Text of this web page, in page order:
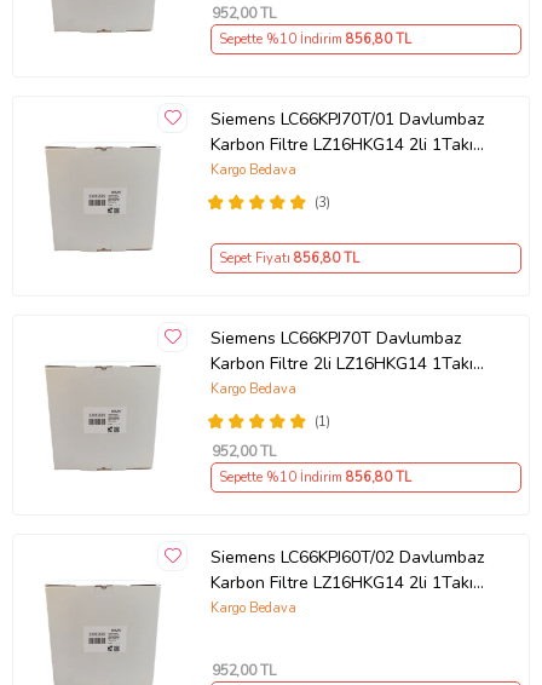
952,00 TL
Sepette %10 İndirim 856,80 TL
Siemens LC66KPJ70T/01 Davlumbaz
Karbon Filtre LZ16HKG14 2li 1Takım
Bacasız Aspiratör Kömür Filtresi
(3)
Kargo Bedava
Sepet Fiyatı 856,80 TL
Siemens LC66KPJ70T Davlumbaz
Karbon Filtre 2li LZ16HKG14 1Takım
Bacasız Aspiratör Kömür Filtresi
(1)
Kargo Bedava
952,00 TL
Sepette %10 İndirim 856,80 TL
Siemens LC66KPJ60T/02 Davlumbaz
Karbon Filtre LZ16HKG14 2li 1Takım
Bacasız Aspiratör Kömür Filtresi
Kargo Bedava
952,00 TL